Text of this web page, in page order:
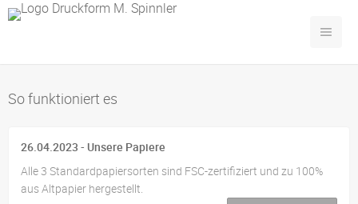
So funktioniert es
26.04.2023 - Unsere Papiere
Alle 3 Standardpapiersorten sind FSC-zertifiziert und zu 100%
aus Altpapier hergestellt.